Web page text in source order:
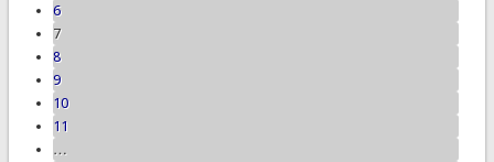
6
7
8
9
10
11
…